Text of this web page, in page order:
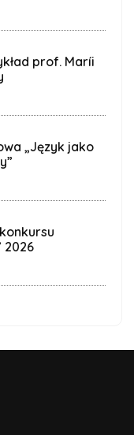
Pietrzyk
Malinowska
prof. Maríi
„Język jako
2026